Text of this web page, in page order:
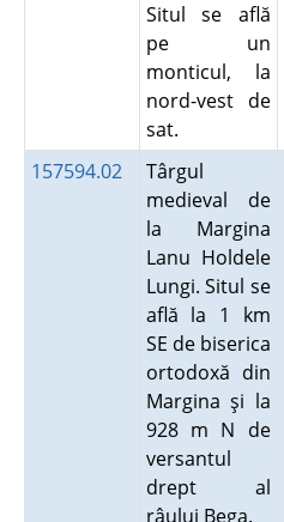
Situl se află
pe un
monticul, la
nord-vest de
sat.
157594.02
Târgul
medieval de
la Margina
Lanu Holdele
Lungi. Situl se
află la 1 km
SE de biserica
ortodoxă din
Margina şi la
928 m N de
versantul
drept al
râului Bega.